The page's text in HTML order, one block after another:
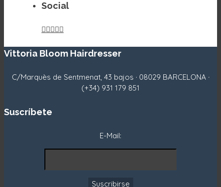
Social

Vittoria Bloom Hairdresser
C/Marquès de Sentmenat, 43 bajos · 08029 BARCELONA ·
(+34) 931 179 851
Suscríbete
E-Mail: